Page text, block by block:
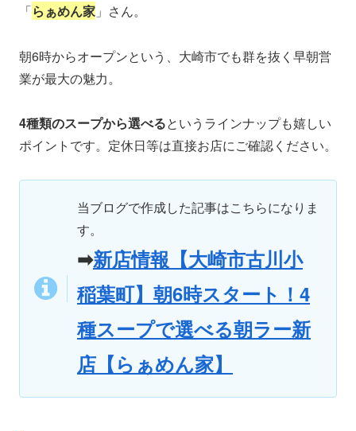
「らぁめん家 」さん。
朝6時からオープンという、大崎市でも群を抜く早朝営
業が最大の魅力。
4種類のスープから選べるというラインナップも嬉しい
ポイントです。定休日等は直接お店にご確認ください。
当ブログで作成した記事はこちらになりま
す。
➡新店情報【大崎市古川小
稲葉町】朝6時スタート！4
種スープで選べる朝ラー新
店【らぁめん家】